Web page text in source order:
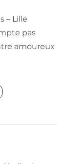
– Lille
pas
amoureux